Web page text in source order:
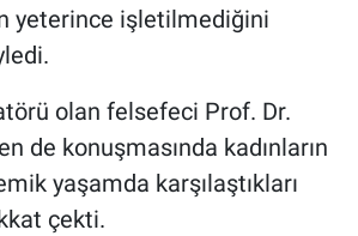
yeterince işletilmediğini
olan felsefeci Prof. Dr.
de konuşmasında kadınların
yaşamda karşılaştıkları
çekti.